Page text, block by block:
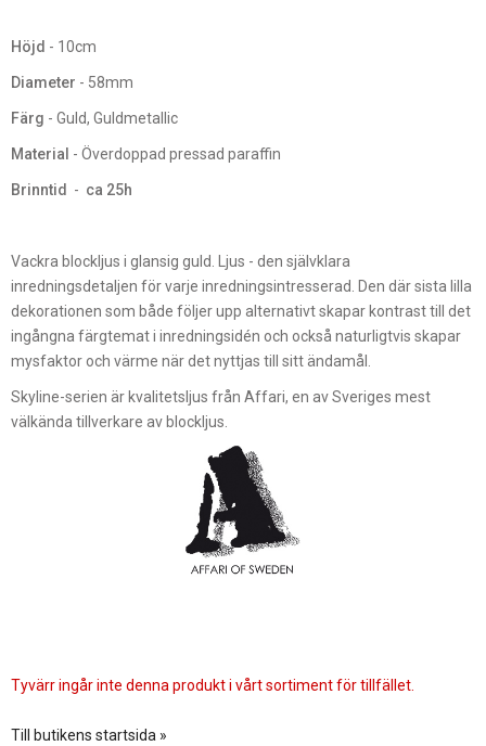
Höjd - 10cm
Diameter - 58mm
Färg - Guld, Guldmetallic
Material - Överdoppad pressad paraffin
Brinntid - ca 25h
Vackra blockljus i glansig guld. Ljus - den självklara
inredningsdetaljen för varje inredningsintresserad. Den där sista lilla
dekorationen som både följer upp alternativt skapar kontrast till det
ingångna färgtemat i inredningsidén och också naturligtvis skapar
mysfaktor och värme när det nyttjas till sitt ändamål.
Skyline-serien är kvalitetsljus från Affari, en av Sveriges mest
välkända tillverkare av blockljus.
Tyvärr ingår inte denna produkt i vårt sortiment för tillfället.
Till butikens startsida »